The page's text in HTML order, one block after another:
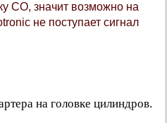
СО, значит возможно на
не поступает сигнал
на головке цилиндров.